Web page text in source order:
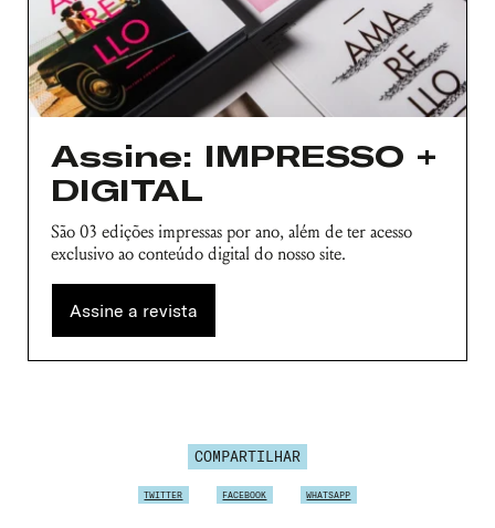
Assine: IMPRESSO +
DIGITAL
São 03 edições impressas por ano, além de ter acesso
exclusivo ao conteúdo digital do nosso site.
Assine a revista
COMPARTILHAR
TWITTER FACEBOOK WHATSAPP